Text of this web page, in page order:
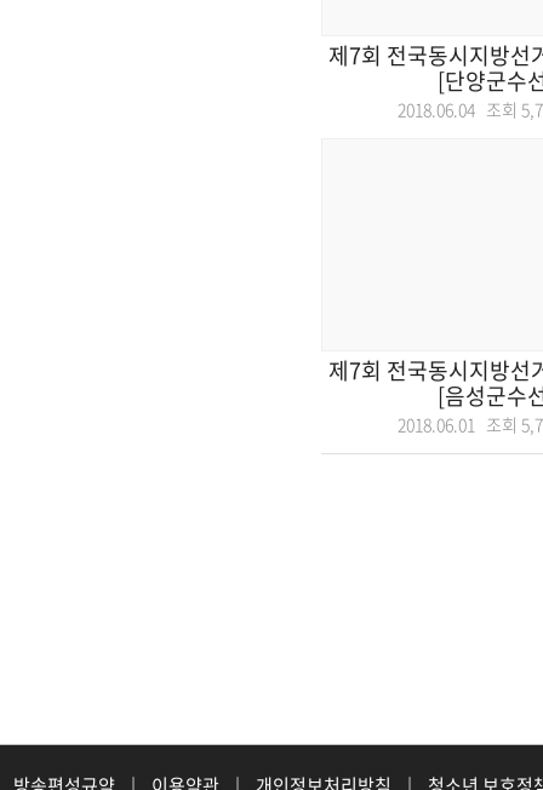
제7회 전국동시지방선
[단양군수
2018.06.04 조회
제7회 전국동시지방선
[음성군수
2018.06.01 조회